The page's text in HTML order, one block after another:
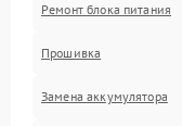
Ремонт блока питания
Прошивка
Замена аккумулятора